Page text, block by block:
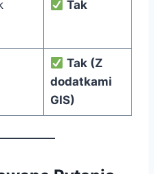
Tak
Tak (Z
dodatkami
GIS)